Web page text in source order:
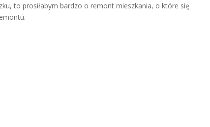
to prosiłabym bardzo o remont mieszkania, o które się